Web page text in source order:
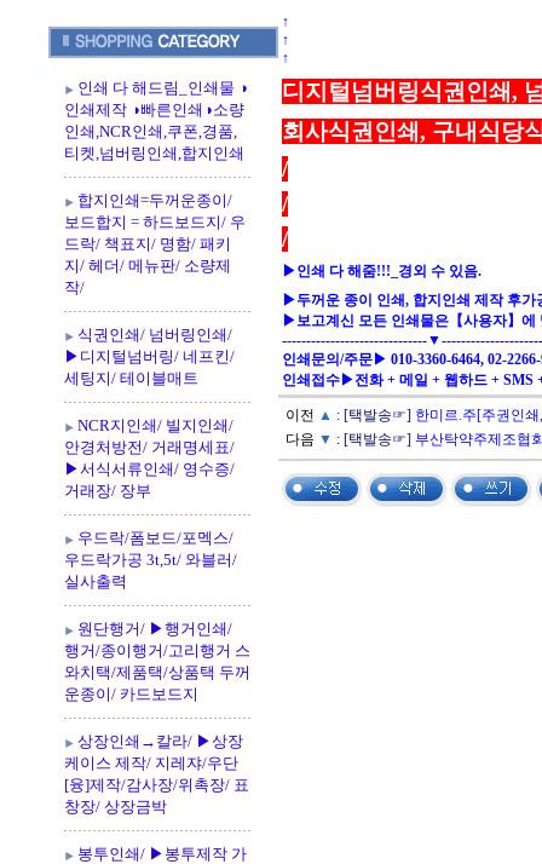
인쇄 다 해드림_인쇄물 ◑
인쇄제작 ◑빠른인쇄◑소량
인쇄,NCR인쇄,쿠폰,경품,
티켓,넘버링인쇄,합지인쇄
합지인쇄=두꺼운종이/
보드합지 = 하드보드지/ 우
드락/ 책표지/ 명함/ 패키
지/ 헤더/ 메뉴판/ 소량제
작/
식권인쇄/ 넘버링인쇄/
▶디지털넘버링/ 네프킨/
세팅지/ 테이블매트
NCR지인쇄/ 빌지인쇄/
안경처방전/ 거래명세표/
▶서식서류인쇄/ 영수증/
거래장/ 장부
우드락/폼보드/포멕스/
우드락가공 3t,5t/ 와블러/
실사출력
원단행거/ ▶행거인쇄/
행거/종이행거/고리행거 스
와치택/제품택/상품택 두꺼
운종이/ 카드보드지
상장인쇄→칼라/ ▶상장
케이스 제작/ 지레쟈/우단
[융]제작/감사장/위촉장/ 표
창장/ 상장금박
봉투인쇄/ ▶봉투제작 가
↑
↑
↑
디지털넘버링식권인쇄,
회사식권인쇄, 구내식당
/
/
/
▶인쇄 다 해줌!!!_경외 수 있음.
▶두꺼운 종이 인쇄, 합지인쇄 제작 후가
▶보고계신 모든 인쇄물은【사용자】에
------------------------------
인쇄문의/주문▶ 010-3360-6464, 02-
인쇄접수▶전화 + 메일 + 웹하드 + SMS
이전 ▲ : [택발송☞] 한미르.주[주권인
다음 ▼ : [택발송☞] 부산탁약주제조협